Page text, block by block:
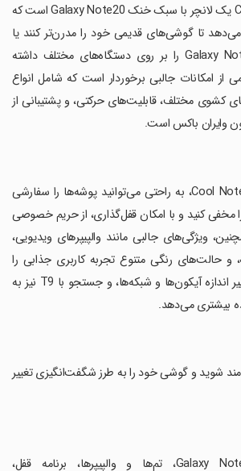
Cool Note20 Launcher یک لانچر با سبک خنک Galaxy Note20 است که
می‌دهد تا گوشی‌های قدیمی خود را مدرن‌تر کنند یا
تجربه‌هایی مشابه Galaxy Note20 را بر روی دستگاه‌های مختلف داشته
از امکانات جالبی برخوردار است که شامل انواع
کشوی مختلف، قابلیت‌های حرکتی، و پشتیبانی از
وایران باکس است.
‏با نصب Cool Note20 Launcher، به راحتی می‌توانید پوشه‌ها را سفارشی
را مخفی کنید و با امکان قفل‌گذاری، از حریم خصوصی
ویژگی‌های جالبی مانند والپیپرهای ویدیویی،
حالت‌های رنگی متنوع تجربه کاربری جذابی را
فراهم می‌کند. قابلیت تغییر اندازه آیکون‌ها و شبکه‌ها، و جستجو با T9 نیز به
بیشتری می‌دهد.
شوید و گوشی خود را به طرز شگفت‌انگیزی تغییر
‏کلیدواژه‌ها: لانچر Galaxy Note20، تم‌ها و والپیپرها، برنامه قفل،